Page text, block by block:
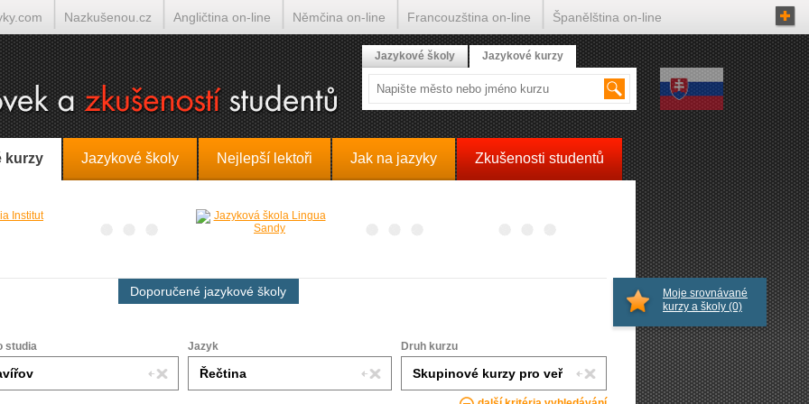
kurzy Jazykové školy Nejlepší lektoři Jak na jazyky Zkušenosti studentů
Doporučené jazykové školy
studia Jazyk Druh kurzu
Moje srovnávané
kurzy a školy (0)
Jazykové školy Jazykové kurzy
Nazkušenou.cz Angličtina on-line Němčina on-line Francouzština on-line Španělština on-line